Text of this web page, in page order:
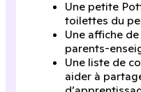
Une petite
toilettes du
Une affiche
parents-
Une liste de
aider à